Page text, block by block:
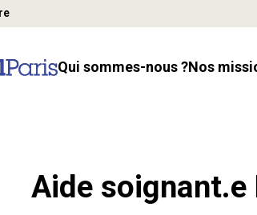
Qui sommes-nous ? Nos
Aide soignant.e